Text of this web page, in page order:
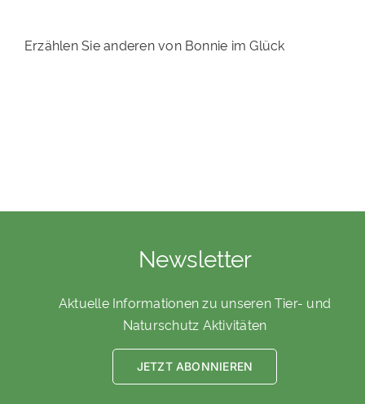
HELFER WERDEN
Erzählen Sie anderen von Bonnie im Glück
Newsletter
Aktuelle Informationen zu unseren Tier- und
Naturschutz Aktivitäten
JETZT ABONNIEREN